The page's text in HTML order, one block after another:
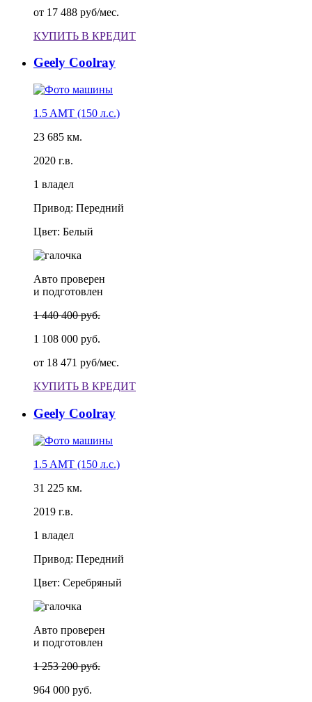
от 17 488 руб/мес.
КУПИТЬ В КРЕДИТ
Geely Coolray
1.5 AMT (150 л.с.)
23 685 км.
2020 г.в.
1 владел
Привод: Передний
Цвет: Белый
Авто проверен
и подготовлен
1 440 400 руб.
1 108 000 руб.
от 18 471 руб/мес.
КУПИТЬ В КРЕДИТ
Geely Coolray
1.5 AMT (150 л.с.)
31 225 км.
2019 г.в.
1 владел
Привод: Передний
Цвет: Серебряный
Авто проверен
и подготовлен
1 253 200 руб.
964 000 руб.